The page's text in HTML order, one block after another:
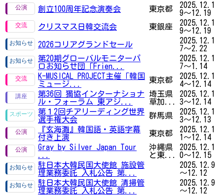
創立100周年記念演奏会
東京都
2025.12.1
9～12.19
クリスマス日韓交流会
東銀座
2025.12.1
9～12.19
2026コリアグランドセール
2025.12.1
7～2.22
第20期グローバルモニターパ
ロお知らせ団「Frien...
2025.12.1
7～1.14
K-MUSICAL PROJECT主催「韓国
ミュージ...
東京都
2025.12.1
4～12.14
第36回 獨協インターナショナ
ル・フォーラム 東アジ...
埼玉県
草加...
2025.12.1
3～12.14
第１2回チアリーディング世界
選手権大会
群馬県
2025.12.1
3～12.13
『玄海灘』韓国語・英語字幕
付き上演
東京都
2025.12.1
1～12.14
Gray by Silver Japan Tour
沖縄県
と東...
2025.12.1
0～12.15
駐日本大韓民国大使館 施設管
理業務委託 入札公告 第...
2025.12.9
～12.12
駐日本大韓民国大使館 清掃管
理業務委託 入札公告 第...
2025.12.9
～12.12